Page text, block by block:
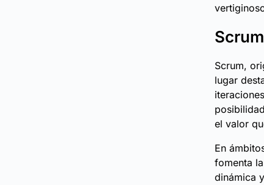
Scrum,
lugar
el valor
En
fomenta
dinámica